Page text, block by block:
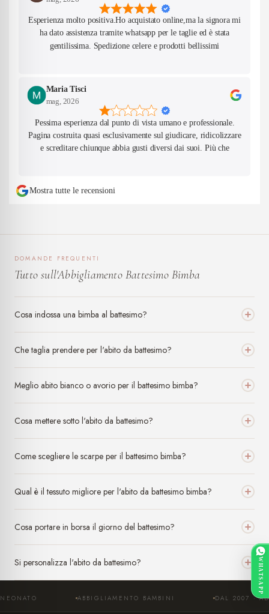
WHATSAPP
Esperienza molto positiva.Ho acquistato online,ma la signora mi
ha dato assistenza tramite whatsapp per le taglie ed è stata
gentilissima. Spedizione celere e prodotti bellissimi
Maria Tisci
mag, 2026
Pessima esperienza dal punto di vista umano e professionale.
Pagina costruita quasi esclusivamente sul giudicare, ridicolizzare
e screditare chiunque abbia gusti diversi dai suoi. Più che
bambini, outfit e modi di vivere non condivisi dalla titolare. Ho
stata il blocco immediato del profilo, semplicemente perché non
totale incapacità di accettare il confronto e le critiche, nonostante
lei stessa passi il tempo a giudicare pubblicamente gli altri.
atteggiamento adottato verso chi esprime un pensiero diverso.
soprattutto da come si comunica e da come si trattano le persone.
Mostra tutte le recensioni
DOMANDE FREQUENTI
Tutto sull'Abbigliamento Battesimo Bimba
Cosa indossa una bimba al battesimo?
Che taglia prendere per l'abito da battesimo?
Meglio abito bianco o avorio per il battesimo bimba?
Cosa mettere sotto l'abito da battesimo?
Come scegliere le scarpe per il battesimo bimba?
Qual è il tessuto migliore per l'abito da battesimo bimba?
Cosa portare in borsa il giorno del battesimo?
Si personalizza l'abito da battesimo?
ABBIGLIAMENTO BAMBINI DAL 2007 · ADRANO